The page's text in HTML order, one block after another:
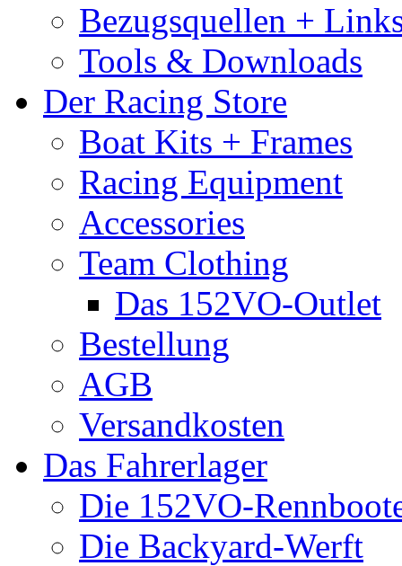
Bezugsquellen +
Tools & Downloads
Der Racing Store
Boat Kits + Frames
Racing Equipment
Accessories
Team Clothing
Das 152VO-Outlet
Bestellung
AGB
Versandkosten
Das Fahrerlager
Die 152VO-
Die Backyard-Werft